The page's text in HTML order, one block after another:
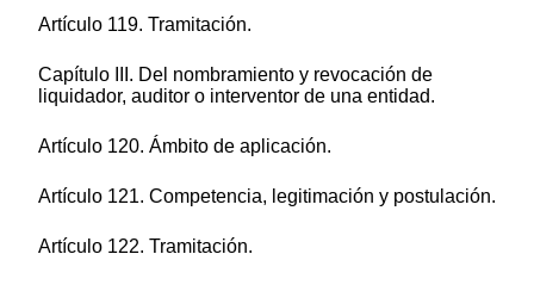
Artículo 119. Tramitación.
Capítulo III. Del nombramiento y revocación de
liquidador, auditor o interventor de una entidad.
Artículo 120. Ámbito de aplicación.
Artículo 121. Competencia, legitimación y postulación.
Artículo 122. Tramitación.